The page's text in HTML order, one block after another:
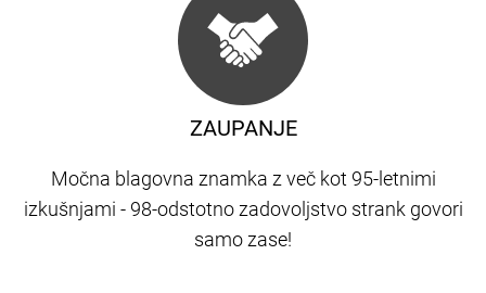
ZAUPANJE
Močna blagovna znamka z več kot 95-letnimi
izkušnjami - 98-odstotno zadovoljstvo strank govori
samo zase!